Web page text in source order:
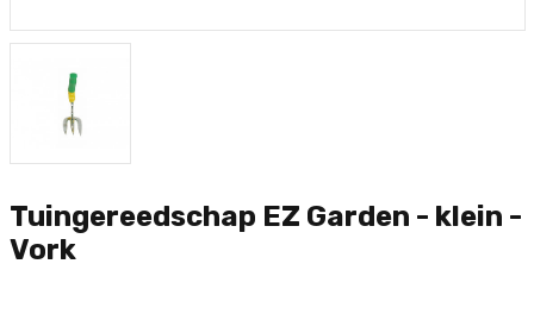
Tuingereedschap EZ Garden - klein -
Vork